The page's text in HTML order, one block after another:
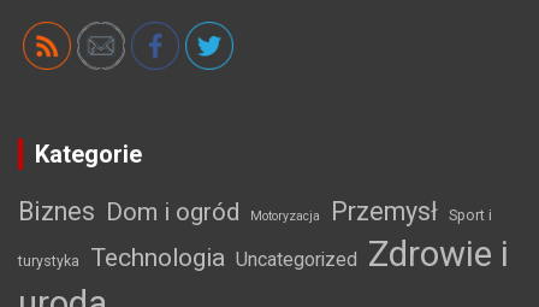
Kategorie
Biznes Dom i ogród Motoryzacja Przemysł Sport i
turystyka Technologia Uncategorized
Zdrowie i